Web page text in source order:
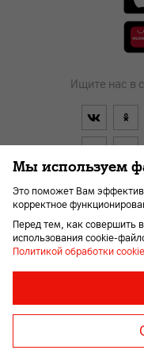
Ищите нас в
Договор О
Помощь и поддержка
© 2026 Унитарное
Мы используем
Это поможет Вам
корректное
Перед тем, как совершить
использования cookie-
Политикой обработки
«cookie»